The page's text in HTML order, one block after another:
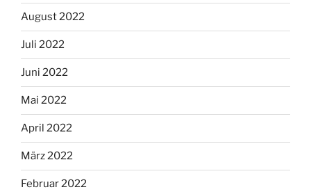
August 2022
Juli 2022
Juni 2022
Mai 2022
April 2022
März 2022
Februar 2022